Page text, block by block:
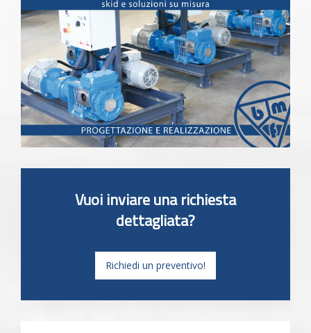
Vuoi inviare una richiesta
dettagliata?
Richiedi un preventivo!